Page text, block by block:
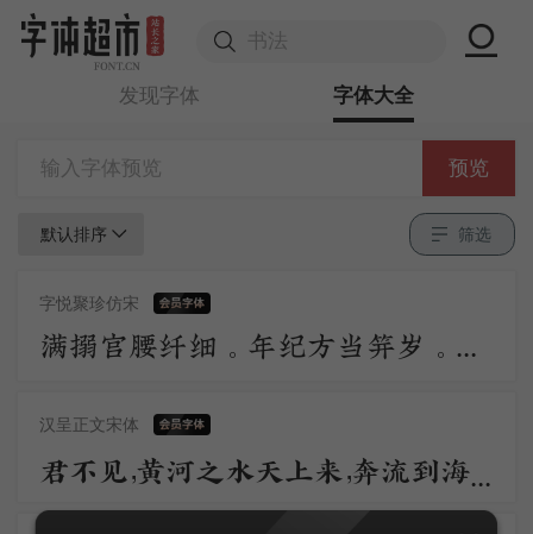
发现字体 字体大全
预览
默认排序 筛选
字悦聚珍仿宋
满搦宫腰纤细。年纪方当笄岁。刚被风流沾惹，与合垂杨双髻。初学严妆，如描似削身材，怯雨羞云情意。举措多娇媚。 争奈心性，未会先怜佳婿。长是夜深，不肯便入鸳被，与解罗裳，盈盈背立银扛，却道你先睡。
汉呈正文宋体
君不见，黄河之水天上来，奔流到海不复回。君不见，高堂明镜悲白发，朝如青丝暮成雪。人生得意须尽欢，莫使金樽空对月。天生我材必有用，千金散尽还复来。